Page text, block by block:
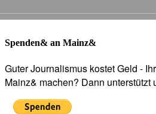
Spenden& an Mainz&
Guter Journalismus kostet Geld -
Mainz& machen? Dann unterstützt